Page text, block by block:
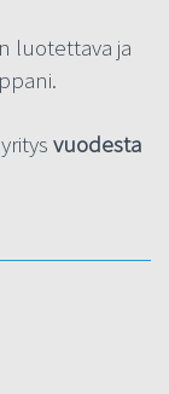
luotettava ja
vuodesta